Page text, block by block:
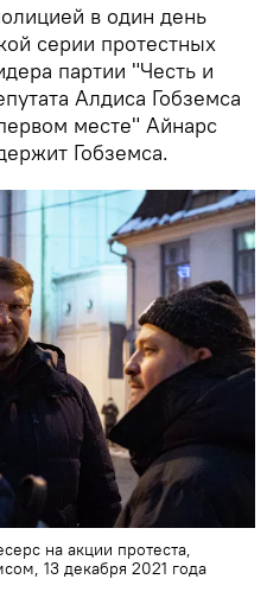
в один день
серии протестных
партии "Честь и
Алдиса Гобземса
месте" Айнарс
Гобземса.
на акции протеста,
13 декабря 2021 года